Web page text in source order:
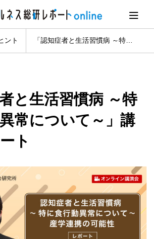
ント
者と生活習慣病 ～特
常について～」講
ト